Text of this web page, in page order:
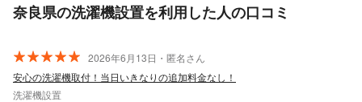
奈良県の洗濯機設置を利用した人の口コミ
2026年6月13日・匿名さん
安心の洗濯機取付！当日いきなりの追加料金なし！
洗濯機設置